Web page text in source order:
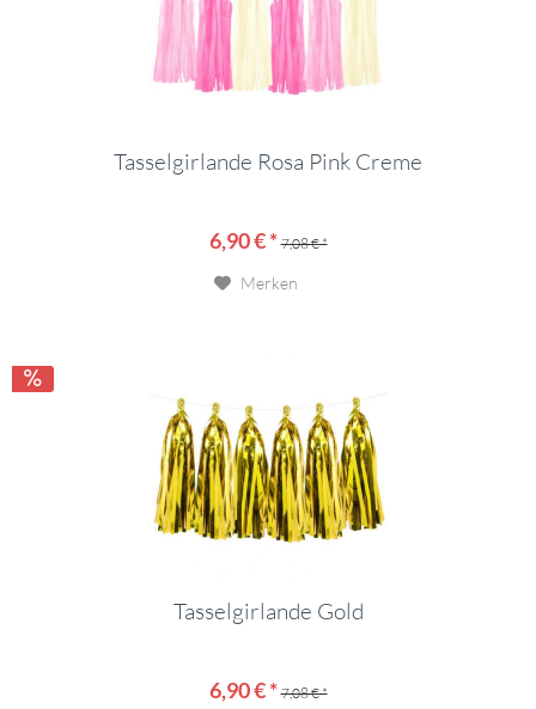
Tasselgirlande Rosa Pink Creme
6,90 € * 7,08 € *
Merken
Tasselgirlande Gold
6,90 € * 7,08 € *